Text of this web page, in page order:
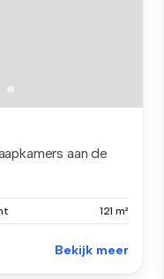
aan de
121 m²
Bekijk meer